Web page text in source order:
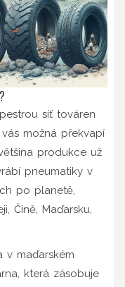
síť továren
možná překvapí
produkce už
pneumatiky v
po planetě,
Číně, Maďarsku,
v maďarském
která zásobuje